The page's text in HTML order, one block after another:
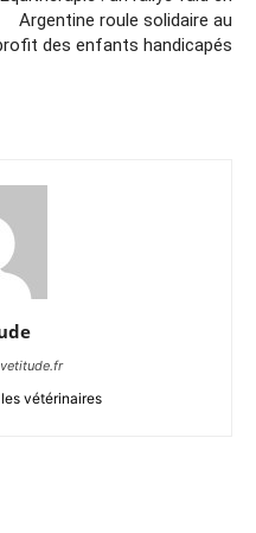
Argentine roule solidaire au
des enfants handicapés
vétérinaires